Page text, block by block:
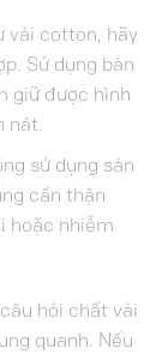
vải cotton, hãy
Sử dụng bàn
giữ được hình
nát.
sử dụng sản
cẩn thận
hoặc nhiễm
hỏi chất vải
quanh. Nếu